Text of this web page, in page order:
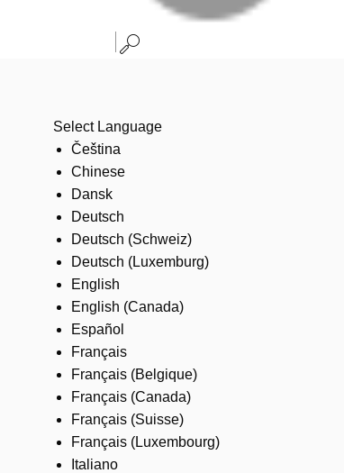
Select Language
Čeština
Chinese
Dansk
Deutsch
Deutsch (Schweiz)
Deutsch (Luxemburg)
English
English (Canada)
Español
Français
Français (Belgique)
Français (Canada)
Français (Suisse)
Français (Luxembourg)
Italiano